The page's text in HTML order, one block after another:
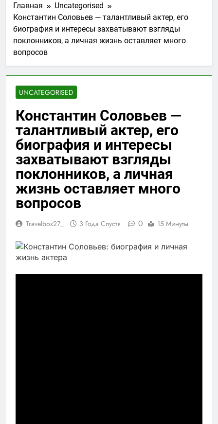
Главная
Uncategorised
Константин Соловьев — талантливый актер, его
биография и интересы захватывают взгляды
поклонников, а личная жизнь оставляет много
вопросов
UNCATEGORISED
Константин Соловьев —
талантливый актер, его
биография и интересы
захватывают взгляды
поклонников, а личная
жизнь оставляет много
вопросов
Travelbox27_ 3 Года Спустя 0 15 Минуты